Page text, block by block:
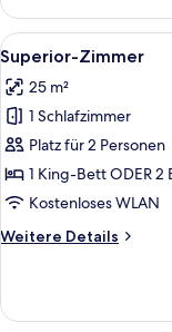
Master
Suite
Sea
View
Alle
Fotos
für
Superior-
Zimmer
anzeigen
5
Superior-Zimmer
25 m²
1 Schlafzimmer
Platz für 2 Personen
1 King-Bett ODER 2
Kostenloses WLAN
Weitere Details
Weitere
Zimmer